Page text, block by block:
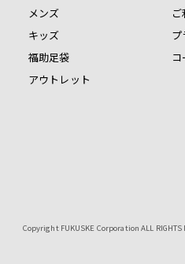
メンズ
キッズ
福助足袋
アウトレット
Copyright FUKUSKE Corporation ALL RIGHTS